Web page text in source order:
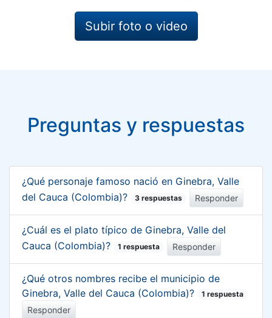
Subir foto o video
Preguntas y respuestas
¿Qué personaje famoso nació en Ginebra, Valle
del Cauca (Colombia)?
3 respuestas Responder
¿Cuál es el plato típico de Ginebra, Valle del
Cauca (Colombia)?
1 respuesta Responder
¿Qué otros nombres recibe el municipio de
Ginebra, Valle del Cauca (Colombia)?
1 respuesta
Responder